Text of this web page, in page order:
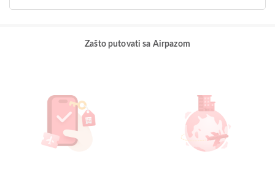
Zašto putovati sa Airpazom